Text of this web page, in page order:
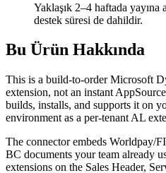
Yaklaşık 2–4 haftada yayına
destek süresi de dahildir.
Bu Ürün Hakkında
This is a build-to-order Microsoft
extension, not an instant
builds, installs, and supports it on
environment as a per-tenant AL
The connector embeds Worldpay/
BC documents your team already
extensions on the Sales Header,